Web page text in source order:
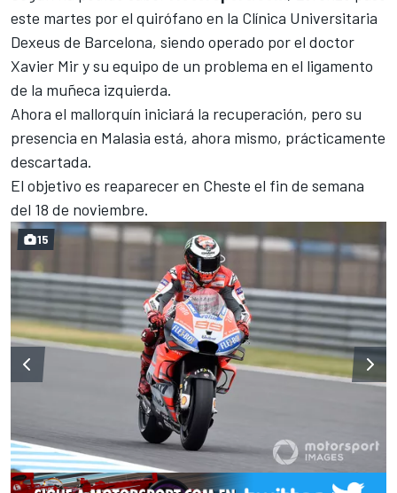
este martes por el quirófano en la Clínica Universitaria
Dexeus de Barcelona, siendo operado por el doctor
Xavier Mir y su equipo de un problema en el ligamento
de la muñeca izquierda.
Ahora el mallorquín iniciará la recuperación, pero su
presencia en Malasia está, ahora mismo, prácticamente
descartada.
El objetivo es reaparecer en Cheste el fin de semana
del 18 de noviembre.
15